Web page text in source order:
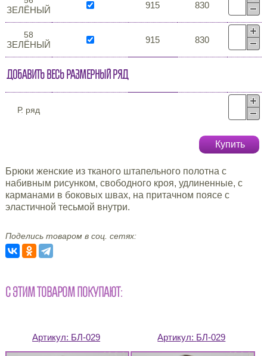
ЗЕЛЁНЫЙ 915 830
58
ЗЕЛЁНЫЙ 915 830
Добавить весь размерный ряд
Р. ряд
Купить
Брюки женские из тканого штапельного полотна с
набивным рисунком, свободного кроя, удлиненные, с
карманами в боковых швах, на притачном поясе с
эластичной тесьмой внутри.
Поделись товаром в соц. сетях:
С ЭТИМ ТОВАРОМ ПОКУПАЮТ:
Артикул: БЛ-029 Артикул: БЛ-029